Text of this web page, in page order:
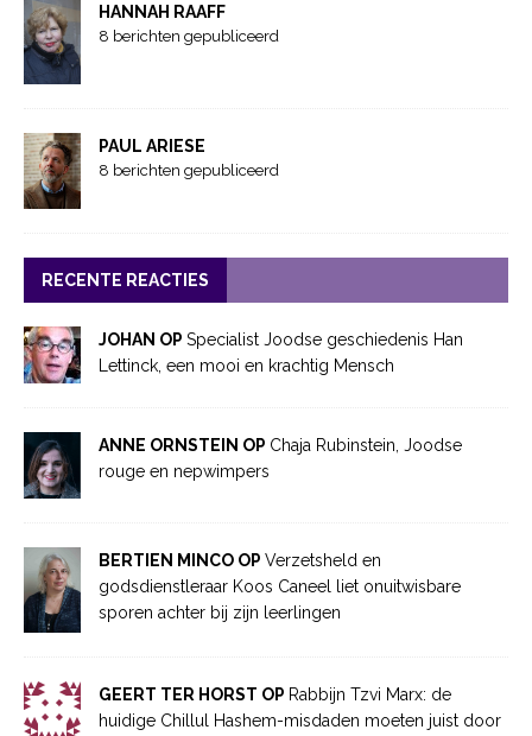
HANNAH RAAFF
8 berichten gepubliceerd
PAUL ARIESE
8 berichten gepubliceerd
RECENTE REACTIES
JOHAN OP Specialist Joodse geschiedenis Han
Lettinck, een mooi en krachtig Mensch
ANNE ORNSTEIN OP Chaja Rubinstein, Joodse
rouge en nepwimpers
BERTIEN MINCO OP Verzetsheld en
godsdienstleraar Koos Caneel liet onuitwisbare
sporen achter bij zijn leerlingen
GEERT TER HORST OP Rabbijn Tzvi Marx: de
huidige Chillul Hashem-misdaden moeten juist door